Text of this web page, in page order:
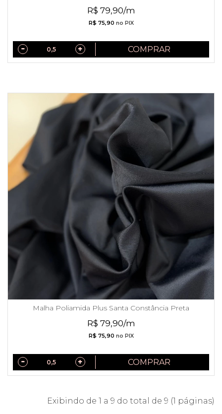
R$ 79,90/m
R$ 75,90 no PIX
COMPRAR
Malha Poliamida Plus Santa Constância Preta
R$ 79,90/m
R$ 75,90 no PIX
COMPRAR
Exibindo de 1 a 9 do total de 9 (1 páginas)